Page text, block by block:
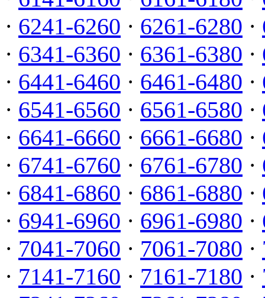
· 6241-6260 · 6261-6280 ·
· 6341-6360 · 6361-6380 ·
· 6441-6460 · 6461-6480 ·
· 6541-6560 · 6561-6580 ·
· 6641-6660 · 6661-6680 ·
· 6741-6760 · 6761-6780 ·
· 6841-6860 · 6861-6880 ·
· 6941-6960 · 6961-6980 ·
· 7041-7060 · 7061-7080 ·
· 7141-7160 · 7161-7180 ·